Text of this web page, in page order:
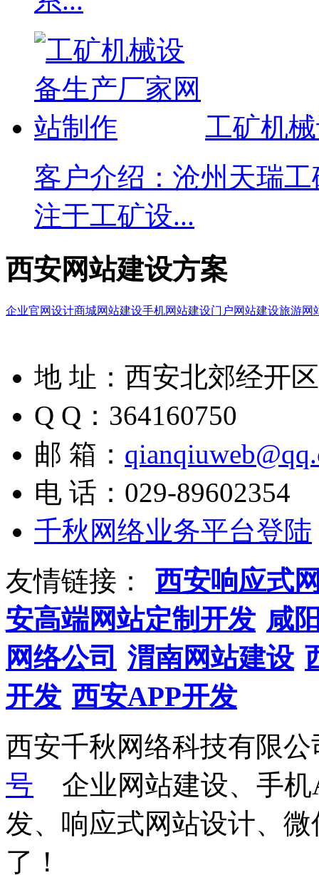
工矿机
客户介绍：沧州天瑞
注于工矿设...
西安网站建设方案
企业官网设计商城网站建设手机网站建设门户网站建设旅游网
地 址：西安北郊经开
Q Q：364160750
邮 箱：
电 话：029-89602354
千秋网络业务平台登陆
友情链接：
西安响应式
安高端网站定制开发 咸
网络公司 渭南网站建设
开发 西安APP开发
西安千秋网络科技有限
号 企业网站建设、手机
发、响应式网站设计、
了！